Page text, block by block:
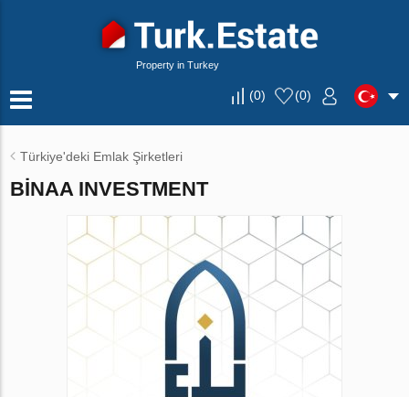
Property in Turkey
(0) (0)
Türkiye'deki Emlak Şirketleri
BINAA INVESTMENT